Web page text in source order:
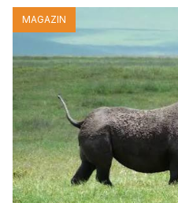
MAGAZIN